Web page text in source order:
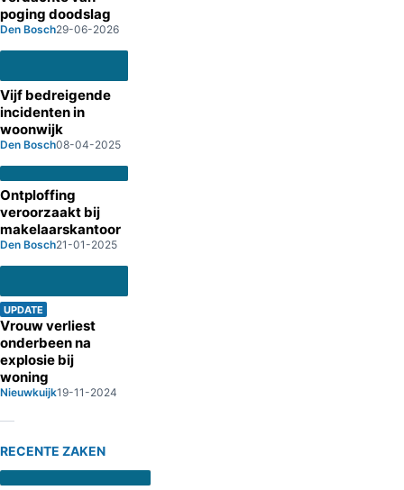
poging doodslag
Den Bosch29-06-2026
Vijf bedreigende
incidenten in
woonwijk
Den Bosch08-04-2025
Ontploffing
veroorzaakt bij
makelaarskantoor
Den Bosch21-01-2025
UPDATE
Vrouw verliest
onderbeen na
explosie bij
woning
Nieuwkuijk19-11-2024
RECENTE ZAKEN